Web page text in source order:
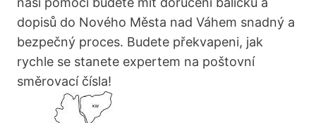
dopisů do Nového Města nad Váhem snadný a
bezpečný proces. Budete​ překvapeni, ​jak
rychle se⁢ stanete‍ expertem na ‍poštovní
směrovací čísla!